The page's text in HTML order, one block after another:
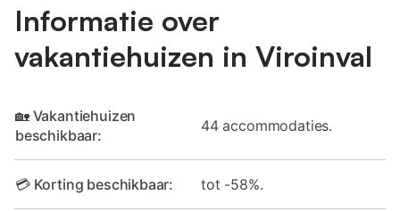
Informatie over
vakantiehuizen in Viroinval
🏡 Vakantiehuizen
beschikbaar:
44 accommodaties.
💳 Korting beschikbaar: tot -58%.